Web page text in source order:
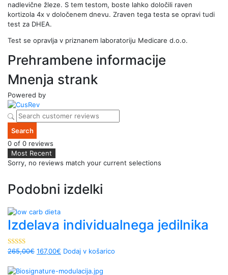
nadlevične žleze. S tem testom, boste lahko določili raven
kortizola 4x v določenem dnevu. Zraven tega testa se opravi tudi
test za DHEA.
Test se opravlja v priznanem laboratoriju Medicare d.o.o.
Prehrambene informacije
Mnenja strank
Powered by
Search
0 of 0 reviews
Sorry, no reviews match your current selections
Podobni izdelki
Izdelava individualnega jedilnika
Ocenjeno
265,00€ 167,00€ Dodaj v košarico